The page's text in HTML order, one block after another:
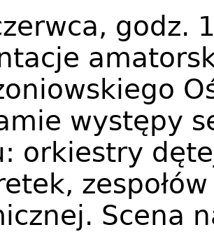
godz.
występy
orkiestry
Scena